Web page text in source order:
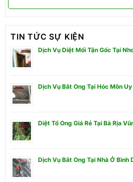
TIN TỨC SỰ KIỆN
Dịch Vụ Diệt Mối Tận Gốc Tại
Dịch Vụ Bắt Ong Tại Hóc Môn Uy
Diệt Tổ Ong Giá Rẻ Tại Bà Rịa
Dịch Vụ Bắt Ong Tại Nhà Ở Bình